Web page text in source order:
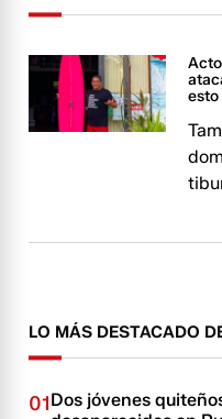
LO MÁS DESTACADO
01Dos jóvenes